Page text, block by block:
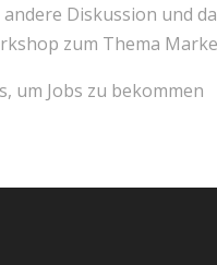
andere Diskussion und